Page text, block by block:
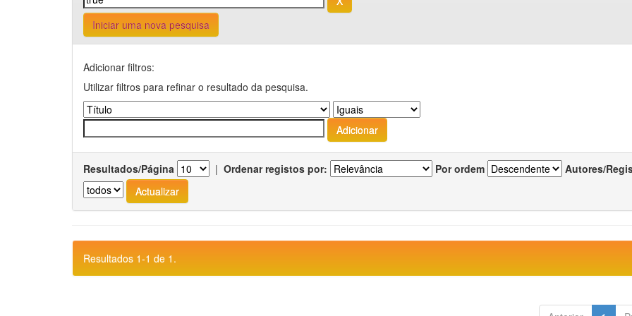
Iniciar uma nova pesquisa
Adicionar filtros:
Utilizar filtros para refinar o resultado da pesquisa.
Resultados/Página | Ordenar registos por: Por ordem Autores/
Resultados 1-1 de 1.